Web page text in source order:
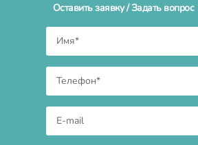
Оставить заявку / Задать вопрос